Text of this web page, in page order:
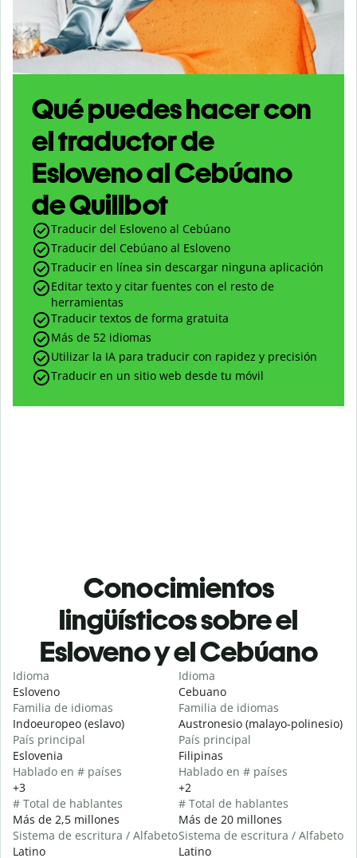
Qué puedes hacer con
el traductor de
Esloveno al Cebúano
de Quillbot
Traducir del Esloveno al Cebúano
Traducir del Cebúano al Esloveno
Traducir en línea sin descargar ninguna aplicación
Editar texto y citar fuentes con el resto de
herramientas
Traducir textos de forma gratuita
Más de 52 idiomas
Utilizar la IA para traducir con rapidez y precisión
Traducir en un sitio web desde tu móvil
Conocimientos
lingüísticos sobre el
Esloveno y el Cebúano
Idioma
Esloveno
Familia de idiomas
Indoeuropeo (eslavo)
País principal
Eslovenia
Hablado en # países
+3
# Total de hablantes
Más de 2,5 millones
Sistema de escritura / Alfabeto
Latino
Idioma
Cebuano
Familia de idiomas
Austronesio (malayo-polinesio)
País principal
Filipinas
Hablado en # países
+2
# Total de hablantes
Más de 20 millones
Sistema de escritura / Alfabeto
Latino